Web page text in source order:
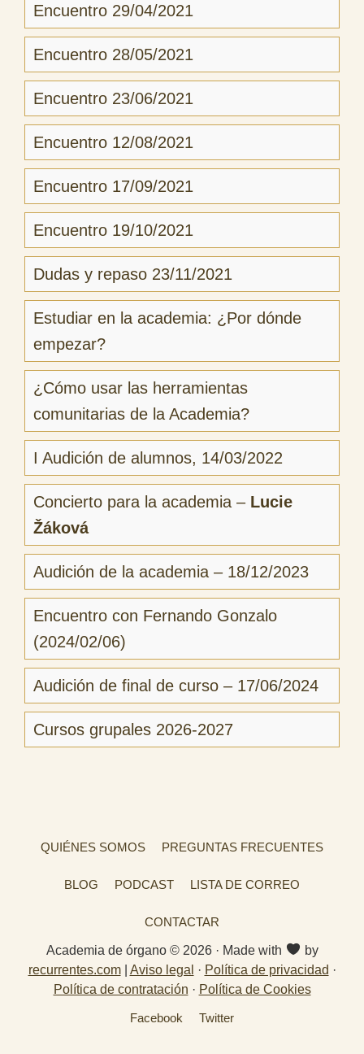
Encuentro 29/04/2021
Encuentro 28/05/2021
Encuentro 23/06/2021
Encuentro 12/08/2021
Encuentro 17/09/2021
Encuentro 19/10/2021
Dudas y repaso 23/11/2021
Estudiar en la academia: ¿Por dónde
empezar?
¿Cómo usar las herramientas
comunitarias de la Academia?
I Audición de alumnos, 14/03/2022
Concierto para la academia – Lucie
Žáková
Audición de la academia – 18/12/2023
Encuentro con Fernando Gonzalo
(2024/02/06)
Audición de final de curso – 17/06/2024
Cursos grupales 2026-2027
QUIÉNES SOMOS PREGUNTAS FRECUENTES
BLOG PODCAST LISTA DE CORREO
CONTACTAR
Academia de órgano © 2026 · Made with
by
recurrentes.com| Aviso legal · Política de privacidad ·
Política de contratación · Política de Cookies
Facebook Twitter